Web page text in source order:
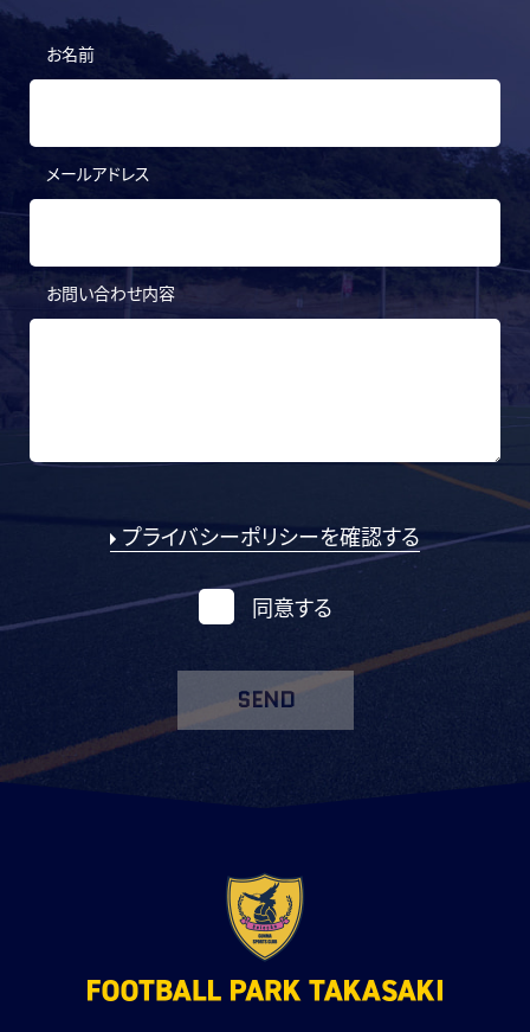
お名前
メールアドレス
お問い合わせ内容
プライバシーポリシーを確認する
同意する
SEND